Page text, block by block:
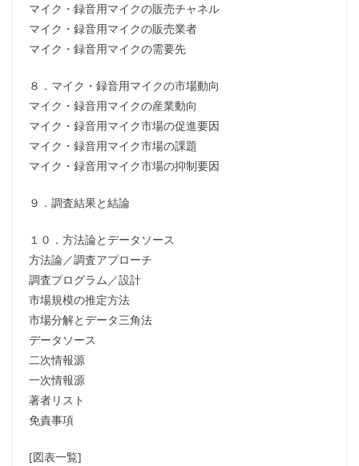
マイク・録音用マイクの販売チャネル
マイク・録音用マイクの販売業者
マイク・録音用マイクの需要先
８．マイク・録音用マイクの市場動向
マイク・録音用マイクの産業動向
マイク・録音用マイク市場の促進要因
マイク・録音用マイク市場の課題
マイク・録音用マイク市場の抑制要因
９．調査結果と結論
１０．方法論とデータソース
方法論／調査アプローチ
調査プログラム／設計
市場規模の推定方法
市場分解とデータ三角法
データソース
二次情報源
一次情報源
著者リスト
免責事項
[図表一覧]